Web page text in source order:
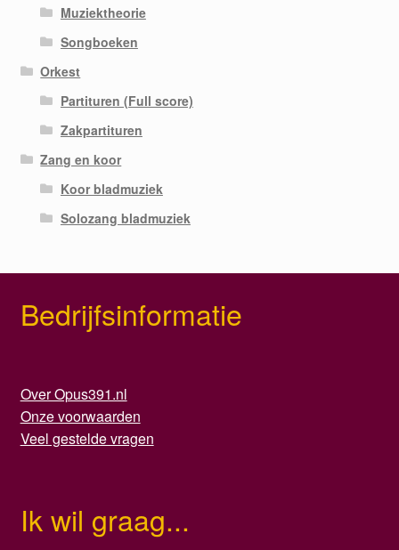
Muziektheorie
Songboeken
Orkest
Partituren (Full score)
Zakpartituren
Zang en koor
Koor bladmuziek
Solozang bladmuziek
Bedrijfsinformatie
Over Opus391.nl
Onze voorwaarden
Veel gestelde vragen
Ik wil graag...